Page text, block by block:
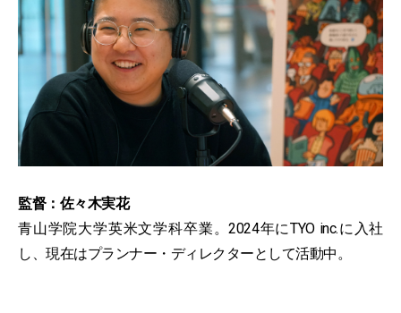
監督：佐々木実花
青山学院大学英米文学科卒業。2024年にTYO inc.に入社
し、現在はプランナー・ディレクターとして活動中。